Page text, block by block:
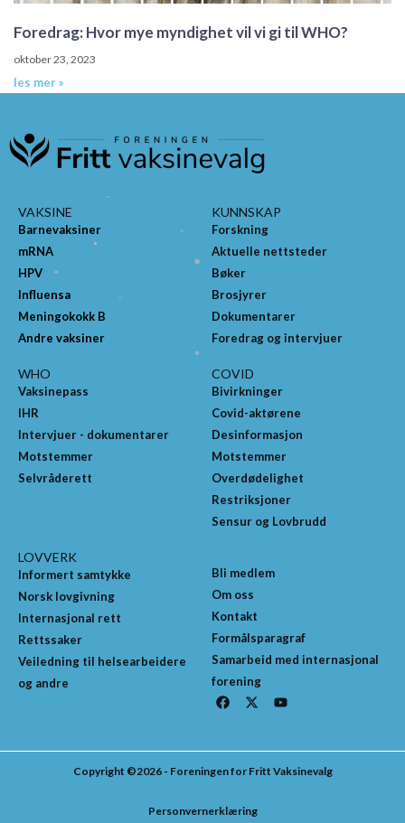
Foredrag: Hvor mye myndighet vil vi gi til WHO?
oktober 23, 2023
les mer »
VAKSINE
Barnevaksiner
mRNA
HPV
Influensa
Meningokokk B
Andre vaksiner
KUNNSKAP
Forskning
Aktuelle nettsteder
Bøker
Brosjyrer
Dokumentarer
Foredrag og intervjuer
WHO
Vaksinepass
IHR
Intervjuer - dokumentarer
Motstemmer
Selvråderett
COVID
Bivirkninger
Covid-aktørene
Desinformasjon
Motstemmer
Overdødelighet
Restriksjoner
Sensur og Lovbrudd
LOVVERK
Informert samtykke
Norsk lovgivning
Internasjonal rett
Rettssaker
Veiledning til helsearbeidere
og andre
Bli medlem
Om oss
Kontakt
Formålsparagraf
Samarbeid med internasjonal
forening
F
a
b
o
X
-
i
t
t
r
Y
o
u
b
e
Copyright ©2026 - Foreningen for Fritt Vaksinevalg
Personvernerklæring